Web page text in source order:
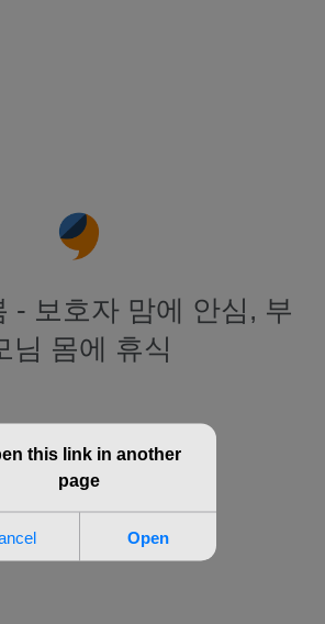
- 보호자 맘에 안심, 부
님 몸에 휴식